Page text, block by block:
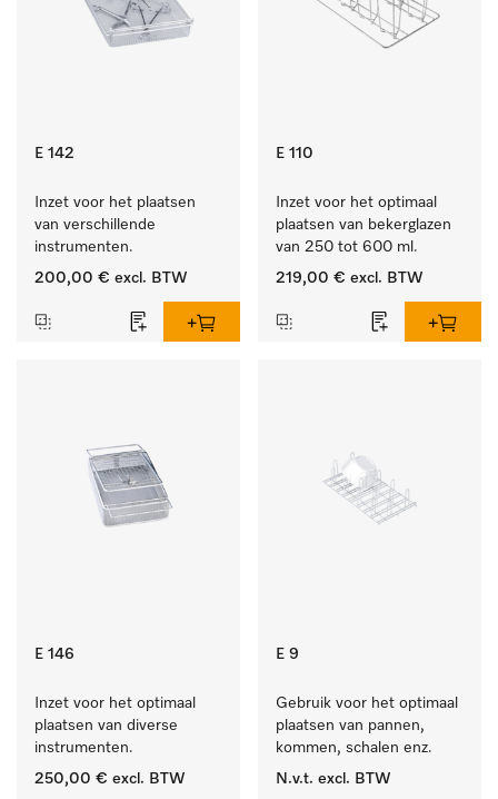
E 142
Inzet voor het plaatsen
van verschillende
instrumenten.
200,00 € excl. BTW
E 110
Inzet voor het optimaal
plaatsen van bekerglazen
van 250 tot 600 ml.
219,00 € excl. BTW
E 146
Inzet voor het optimaal
plaatsen van diverse
instrumenten.
250,00 € excl. BTW
E 9
Gebruik voor het optimaal
plaatsen van pannen,
kommen, schalen enz.
N.v.t. excl. BTW